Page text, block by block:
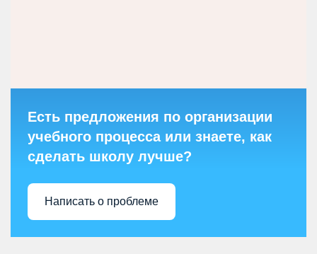
Есть предложения по организации
учебного процесса или знаете, как
сделать школу лучше?
Написать о проблеме